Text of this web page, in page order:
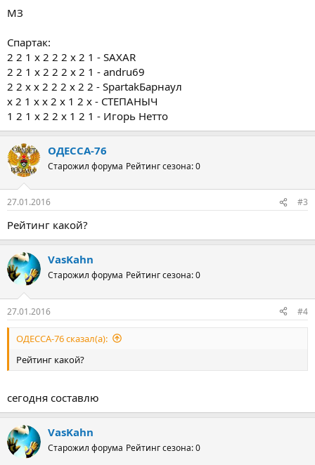
МЗ
Спартак:
2 2 1 х 2 2 2 х 2 1 - SAXAR
2 2 1 х 2 2 2 х 2 1 - andru69
2 2 х х 2 2 2 х 2 2 - SpartakБарнаул
х 2 1 х х 2 х 1 2 х - СТЕПАНЫЧ
1 2 1 х 2 2 х 1 2 1 - Игорь Нетто
ОДЕССА-76
Старожил форума Рейтинг сезона: 0
27.01.2016 #3
Рейтинг какой?
VasKahn
Старожил форума Рейтинг сезона: 0
27.01.2016 #4
ОДЕССА-76 сказал(а):
Рейтинг какой?
сегодня составлю
VasKahn
Старожил форума Рейтинг сезона: 0